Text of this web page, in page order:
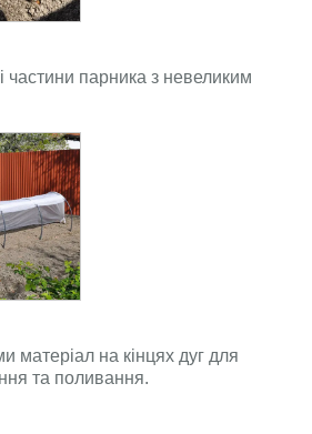
частини парника з невеликим
матеріал на кінцях дуг для
та поливання.